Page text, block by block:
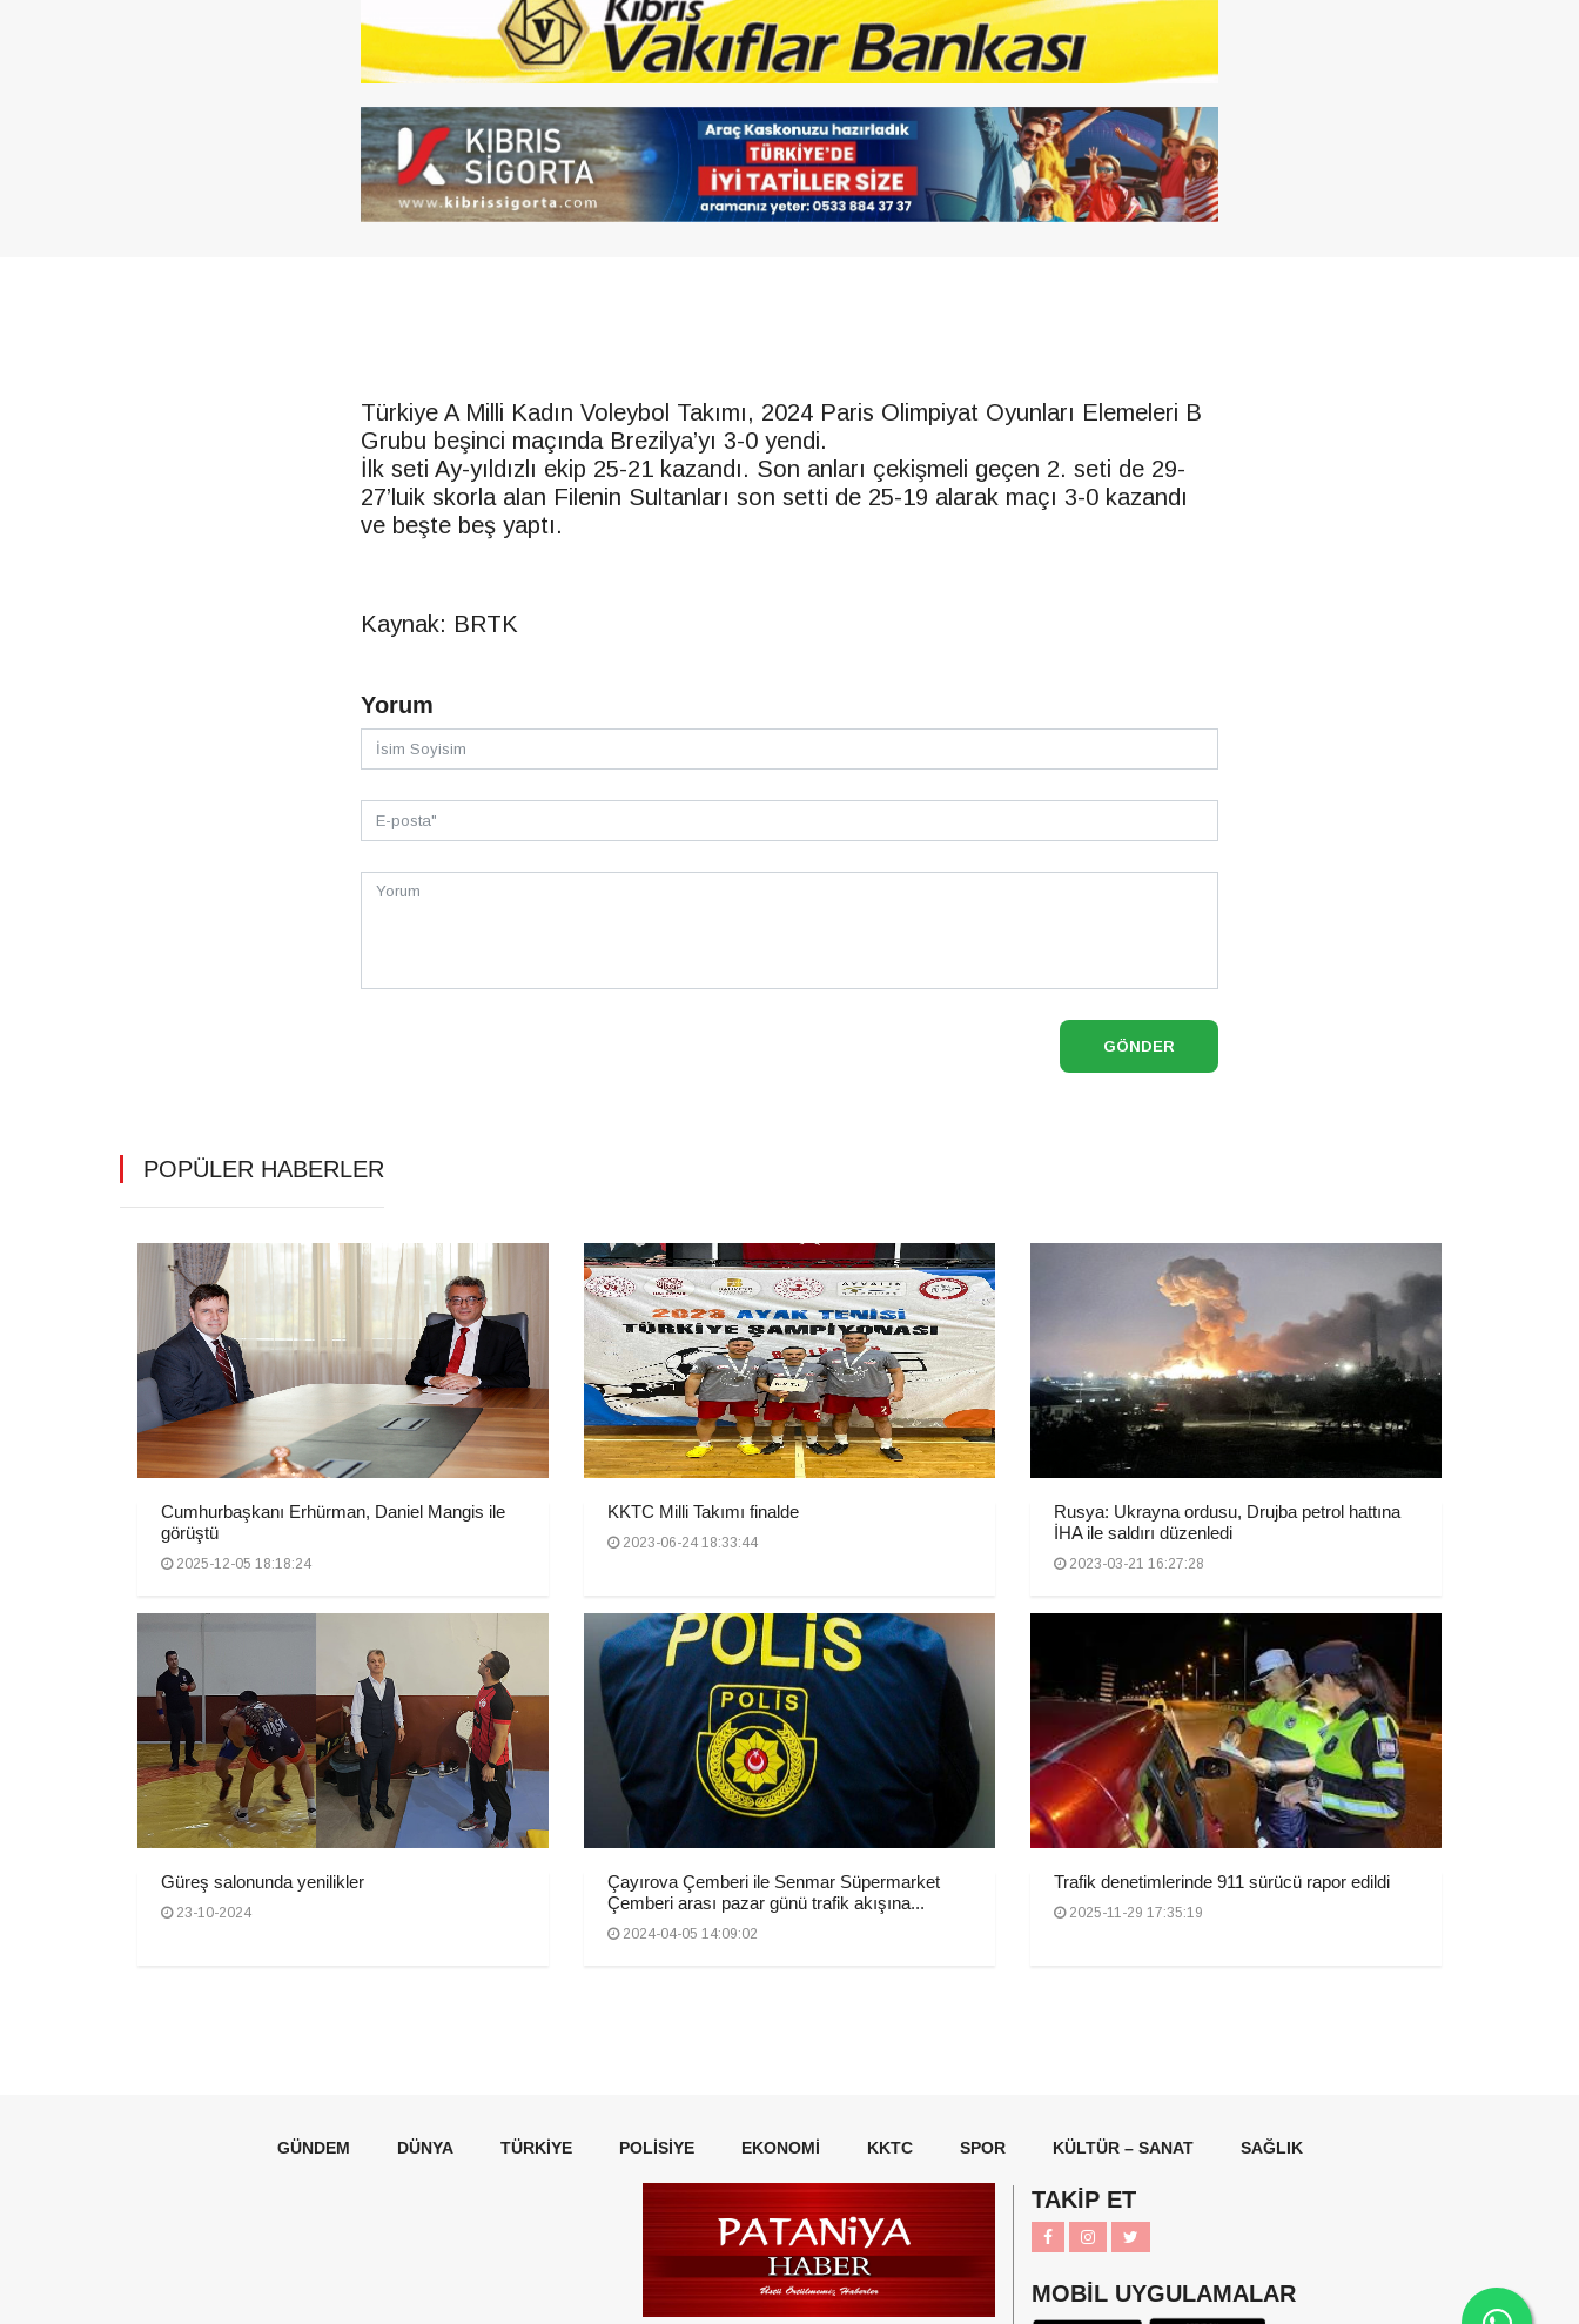
Türkiye A Milli Kadın Voleybol Takımı, 2024 Paris Olimpiyat Oyunları Elemeleri B
Grubu beşinci maçında Brezilya’yı 3-0 yendi.
İlk seti Ay-yıldızlı ekip 25-21 kazandı. Son anları çekişmeli geçen 2. seti de 29-
27’luik skorla alan Filenin Sultanları son setti de 25-19 alarak maçı 3-0 kazandı
ve beşte beş yaptı.
Kaynak: BRTK
Yorum
GÖNDER
POPÜLER HABERLER
Cumhurbaşkanı Erhürman, Daniel Mangis ile
görüştü
2025-12-05 18:18:24
KKTC Milli Takımı finalde
2023-06-24 18:33:44
Rusya: Ukrayna ordusu, Drujba petrol hattına
İHA ile saldırı düzenledi
2023-03-21 16:27:28
Güreş salonunda yenilikler
23-10-2024
Çayırova Çemberi ile Senmar Süpermarket
Çemberi arası pazar günü trafik akışına...
2024-04-05 14:09:02
Trafik denetimlerinde 911 sürücü rapor edildi
2025-11-29 17:35:19
GÜNDEM DÜNYA TÜRKIYE POLISIYE EKONOMI KKTC SPOR KÜLTÜR – SANAT SAĞLIK
TAKİP ET
MOBİL UYGULAMALAR